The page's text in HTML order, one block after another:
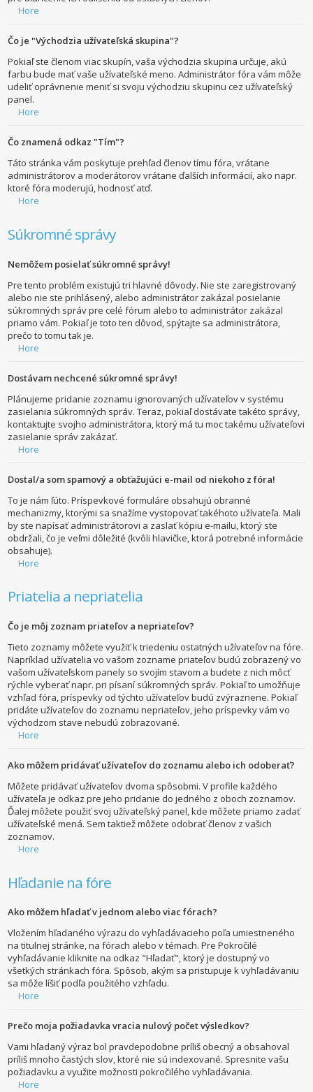
Hore
Čo je "Východzia užívateľská skupina"?
Pokiaľ ste členom viac skupín, vaša východzia skupina určuje, akú
farbu bude mať vaše užívateľské meno. Administrátor fóra vám môže
udeliť oprávnenie meniť si svoju východziu skupinu cez užívateľský
panel.
Hore
Čo znamená odkaz "Tím"?
Táto stránka vám poskytuje prehľad členov tímu fóra, vrátane
administrátorov a moderátorov vrátane ďalších informácií, ako napr.
ktoré fóra moderujú, hodnosť atď.
Hore
Súkromné správy
Nemôžem posielať súkromné správy!
Pre tento problém existujú tri hlavné dôvody. Nie ste zaregistrovaný
alebo nie ste prihlásený, alebo administrátor zakázal posielanie
súkromných správ pre celé fórum alebo to administrátor zakázal
priamo vám. Pokiaľ je toto ten dôvod, spýtajte sa administrátora,
prečo to tomu tak je.
Hore
Dostávam nechcené súkromné správy!
Plánujeme pridanie zoznamu ignorovaných užívateľov v systému
zasielania súkromných správ. Teraz, pokiaľ dostávate takéto správy,
kontaktujte svojho administrátora, ktorý má tu moc takému užívateľovi
zasielanie správ zakázať.
Hore
Dostal/a som spamový a obťažujúci e-mail od niekoho z fóra!
To je nám ľúto. Príspevkové formuláre obsahujú obranné
mechanizmy, ktorými sa snažíme vystopovať takéhoto užívateľa. Mali
by ste napísať administrátorovi a zaslať kópiu e-mailu, ktorý ste
obdržali, čo je veľmi dôležité (kvôli hlavičke, ktorá potrebné informácie
obsahuje).
Hore
Priatelia a nepriatelia
Čo je môj zoznam priateľov a nepriateľov?
Tieto zoznamy môžete využiť k triedeniu ostatných užívateľov na fóre.
Napríklad užívatelia vo vašom zozname priateľov budú zobrazený vo
vašom užívateľskom panely so svojím stavom a budete z nich môcť
rýchle vyberať napr. pri písaní súkromných správ. Pokiaľ to umožňuje
vzhľad fóra, príspevky od týchto užívateľov budú zvýraznene. Pokiaľ
pridáte užívateľov do zoznamu nepriateľov, jeho príspevky vám vo
východzom stave nebudú zobrazované.
Hore
Ako môžem pridávať užívateľov do zoznamu alebo ich odoberať?
Môžete pridávať užívateľov dvoma spôsobmi. V profile každého
užívateľa je odkaz pre jeho pridanie do jedného z oboch zoznamov.
Ďalej môžete použiť svoj užívateľský panel, kde môžete priamo zadať
užívateľské mená. Sem taktiež môžete odobrať členov z vašich
zoznamov.
Hore
Hľadanie na fóre
Ako môžem hľadať v jednom alebo viac fórach?
Vložením hľadaného výrazu do vyhľadávacieho poľa umiestneného
na titulnej stránke, na fórach alebo v témach. Pre Pokročilé
vyhľadávanie kliknite na odkaz "Hľadať", ktorý je dostupný vo
všetkých stránkach fóra. Spôsob, akým sa pristupuje k vyhľadávaniu
sa môže líšiť podľa použitého vzhľadu.
Hore
Prečo moja požiadavka vracia nulový počet výsledkov?
Vami hľadaný výraz bol pravdepodobne príliš obecný a obsahoval
príliš mnoho častých slov, ktoré nie sú indexované. Spresnite vašu
požiadavku a využite možnosti pokročilého vyhľadávania.
Hore